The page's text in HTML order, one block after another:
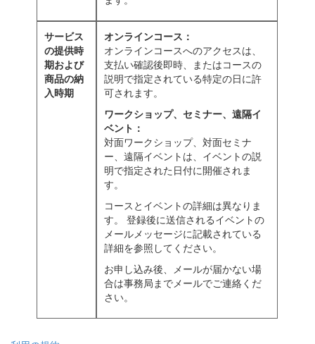
サービス
の提供時
期および
商品の納
入時期
オンラインコース：
オンラインコースへのアクセスは、
支払い確認後即時、またはコースの
説明で指定されている特定の日に許
可されます。
ワークショップ、セミナー、遠隔イ
ベント：
対面ワークショップ、対面セミナ
ー、遠隔イベントは、イベントの説
明で指定された日付に開催されま
す。
コースとイベントの詳細は異なりま
す。 登録後に送信されるイベントの
メールメッセージに記載されている
詳細を参照してください。
お申し込み後、メールが届かない場
合は事務局までメールでご連絡くだ
さい。